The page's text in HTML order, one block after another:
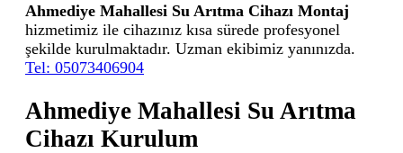
Ahmediye Mahallesi Su Arıtma Cihazı Montaj
hizmetimiz ile cihazınız kısa sürede profesyonel
şekilde kurulmaktadır. Uzman ekibimiz yanınızda.
Tel: 05073406904
Ahmediye Mahallesi Su Arıtma
Cihazı Kurulum